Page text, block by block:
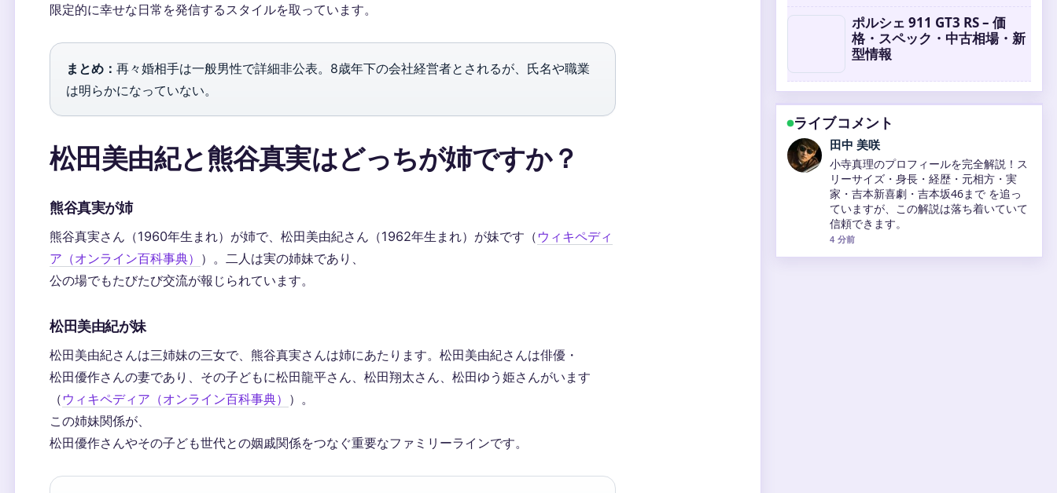
限定的に幸せな日常を発信するスタイルを取っています。
まとめ： 再々婚相手は一般男性で詳細非公表。8歳年下の会社経営者とされるが、氏名や職業
は明らかになっていない。
松田美由紀と熊谷真実はどっちが姉ですか？
熊谷真実が姉
熊谷真実さん（1960年生まれ）が姉で、松田美由紀さん（1962年生まれ）が妹です（ ウィキペディ
ア（オンライン百科事典） ）。二人は実の姉妹であり、
公の場でもたびたび交流が報じられています。
松田美由紀が妹
松田美由紀さんは三姉妹の三女で、熊谷真実さんは姉にあたります。松田美由紀さんは俳優・
松田優作さんの妻であり、その子どもに松田龍平さん、松田翔太さん、松田ゆう姫さんがいます
（ ウィキペディア（オンライン百科事典） ）。
この姉妹関係が、
松田優作さんやその子ども世代との姻戚関係をつなぐ重要なファミリーラインです。
ポルシェ 911 GT3 RS – 価
格・スペック・中古相場・新
型情報
ライブコメント
田中 美咲
小寺真理のプロフィールを完全解説！ス
リーサイズ・身長・経歴・元相方・実
家・吉本新喜劇・吉本坂46まで を追っ
ていますが、この解説は落ち着いていて
信頼できます。
4 分前